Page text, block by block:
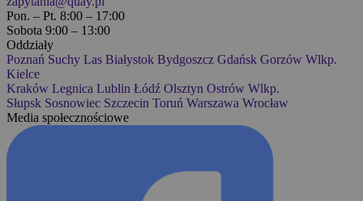
Pon. – Pt. 8:00 – 17:00
Sobota 9:00 – 13:00
Oddziały
Poznań Suchy Las Białystok Bydgoszcz Gdańsk Gorzów Wlkp.
Kielce
Kraków Legnica Lublin Łódź Olsztyn Ostrów Wlkp.
Słupsk Sosnowiec Szczecin Toruń Warszawa Wrocław
Media społecznościowe